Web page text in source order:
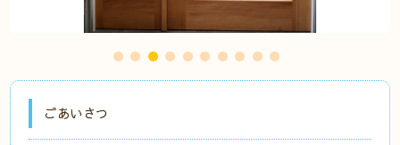
ごあいさつ